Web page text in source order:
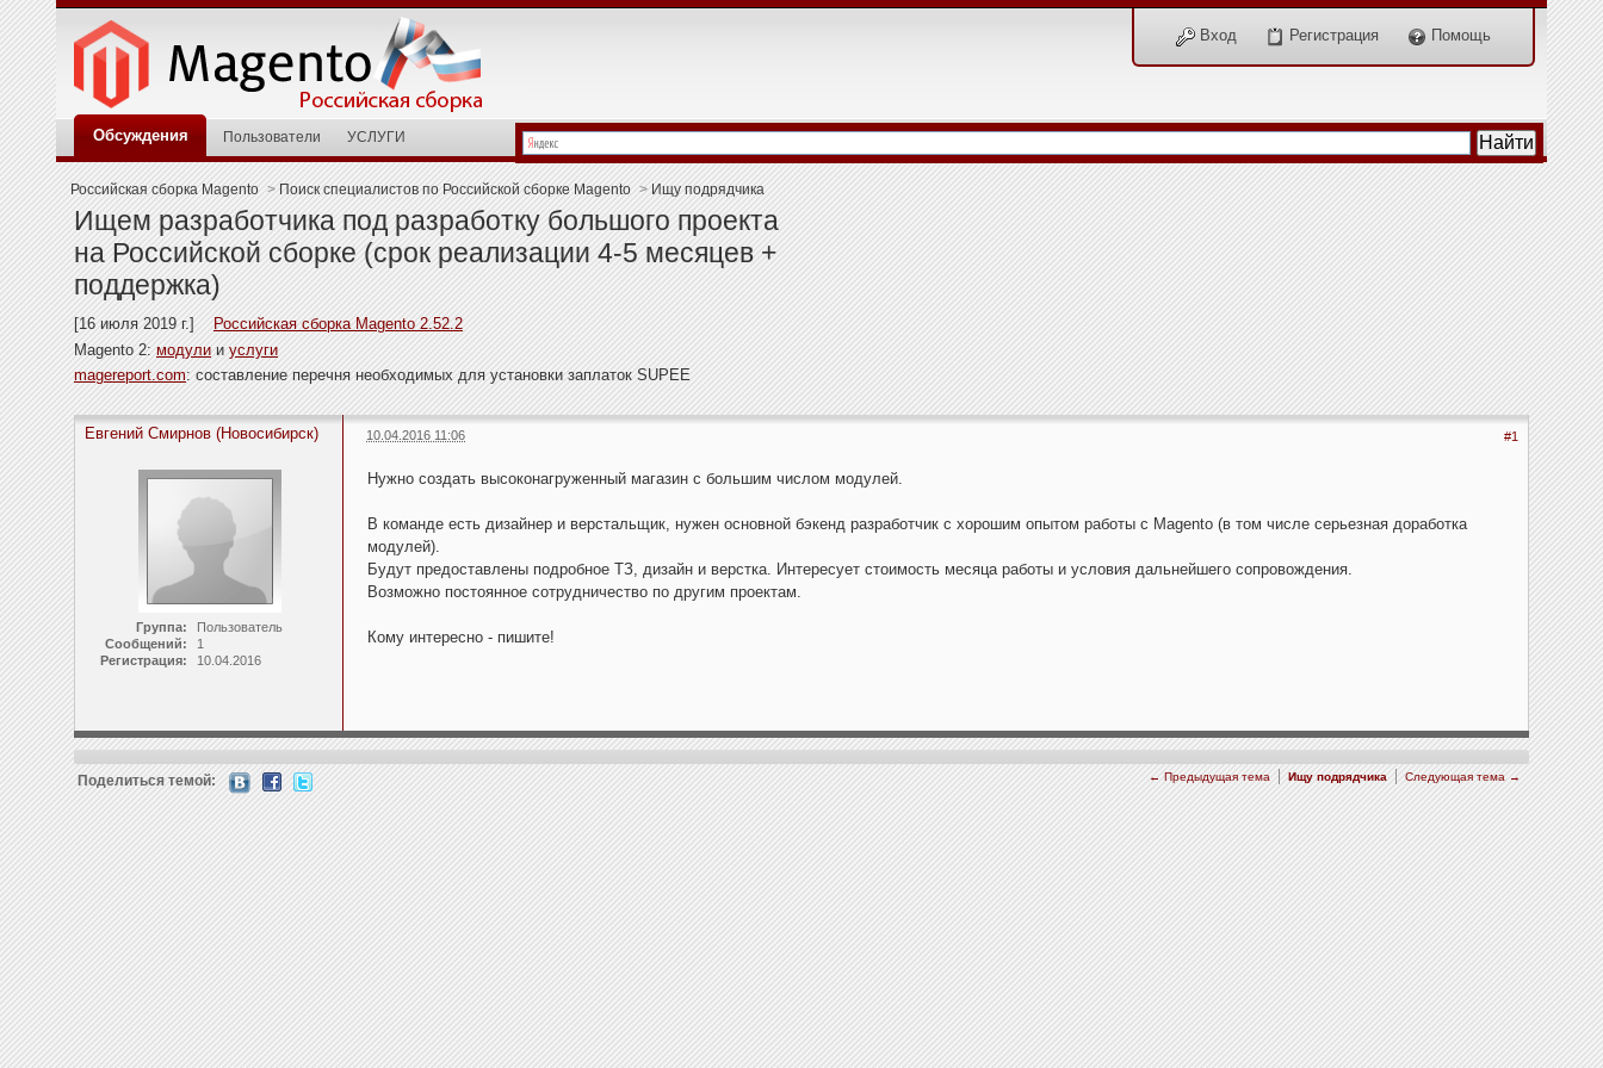
Вход Регистрация Помощь
Обсуждения Пользователи УСЛУГИ
Российская сборка Magento > Поиск специалистов по Российской сборке Magento > Ищу подрядчика
Ищем разработчика под разработку большого проекта
на Российской сборке (срок реализации 4-5 месяцев +
поддержка)
[16 июля 2019 г.]
Российская сборка Magento 2.52.2
Magento 2: модули и услуги
magereport.com: составление перечня необходимых для установки заплаток SUPEE
#1
Евгений Смирнов (Новосибирск)
Группа:
Пользователь
Сообщений:
1
Регистрация:
10.04.2016
10.04.2016 11:06
Нужно создать высоконагруженный магазин с большим числом модулей.
В команде есть дизайнер и верстальщик, нужен основной бэкенд разработчик с хорошим опытом работы с Magento (в том числе серьезная доработка
модулей).
Будут предоставлены подробное ТЗ, дизайн и верстка. Интересует стоимость месяца работы и условия дальнейшего сопровождения.
Возможно постоянное сотрудничество по другим проектам.
Кому интересно - пишите!
← Предыдущая тема Ищу подрядчика Следующая тема →
Поделиться темой: